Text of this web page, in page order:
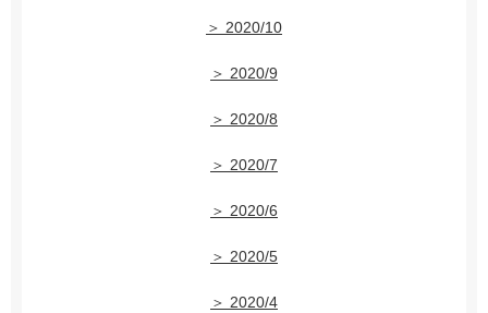
＞ 2020/10
＞ 2020/9
＞ 2020/8
＞ 2020/7
＞ 2020/6
＞ 2020/5
＞ 2020/4